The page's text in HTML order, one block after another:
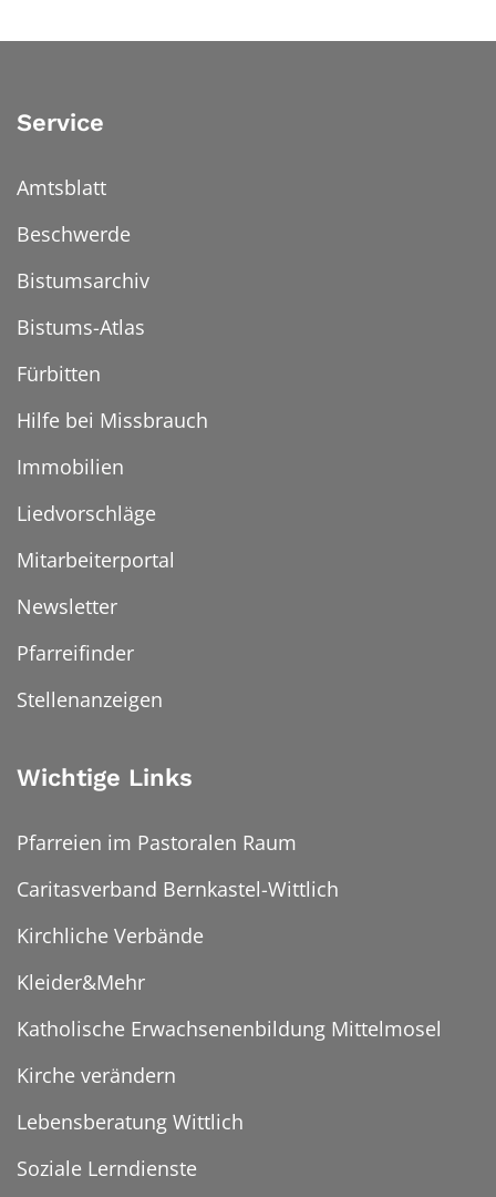
Service
Amtsblatt
Beschwerde
Bistumsarchiv
Bistums-Atlas
Fürbitten
Hilfe bei Missbrauch
Immobilien
Liedvorschläge
Mitarbeiterportal
Newsletter
Pfarreifinder
Stellenanzeigen
Wichtige Links
Pfarreien im Pastoralen Raum
Caritasverband Bernkastel-Wittlich
Kirchliche Verbände
Kleider&Mehr
Katholische Erwachsenenbildung Mittelmosel
Kirche verändern
Lebensberatung Wittlich
Soziale Lerndienste